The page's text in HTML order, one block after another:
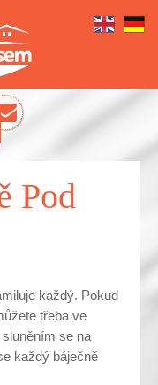
Pod
každý. Pokud
třeba ve
se na
každý báječně